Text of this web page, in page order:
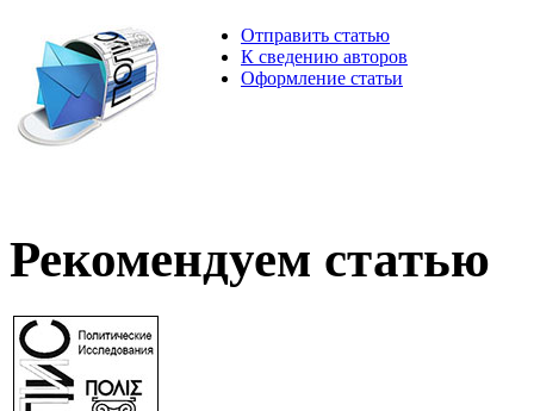
Отправить статью
К сведению авторов
Оформление статьи
Рекомендуем статью